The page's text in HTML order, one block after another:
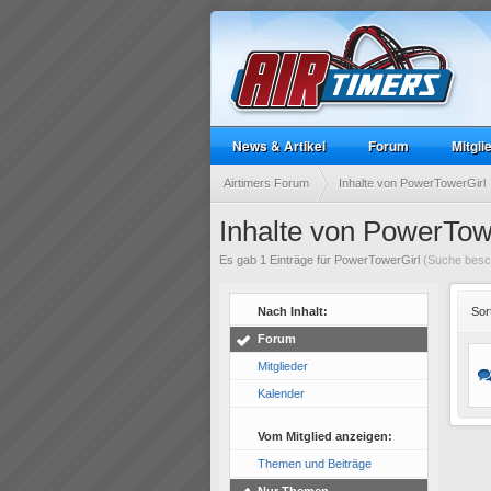
News & Artikel Forum
Airtimers Forum Inhalte von PowerTowerGirl
Inhalte von
Es gab 1 Einträge für PowerTowerGirl (Suche
Nach Inhalt:
Forum
Mitglieder
Kalender
Vom Mitglied anzeigen:
Themen und Beiträge